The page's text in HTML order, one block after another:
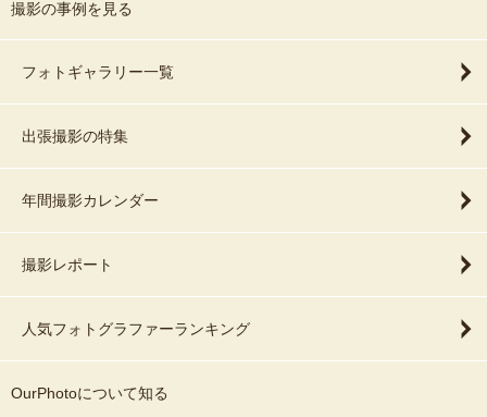
撮影の事例を見る
フォトギャラリー一覧
出張撮影の特集
年間撮影カレンダー
撮影レポート
人気フォトグラファーランキング
OurPhotoについて知る